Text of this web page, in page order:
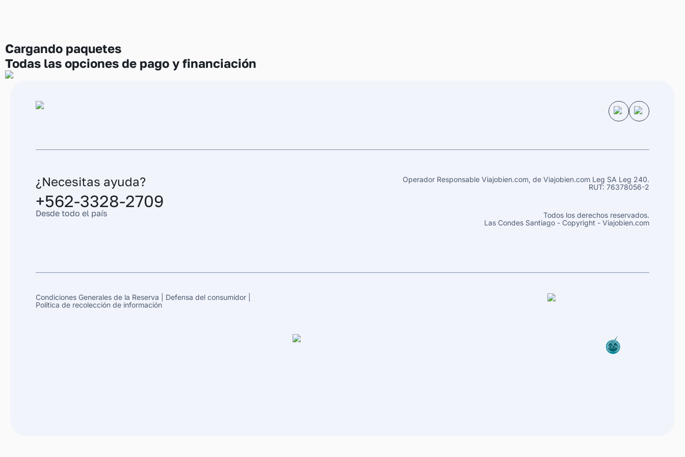
Cargando paquetes
Todas las opciones de pago y financiación
¿Necesitas ayuda?
+562-3328-2709
Desde todo el país
Operador Responsable Viajobien.com, de Viajobien.com Leg SA Leg 240.
RUT: 76378056-2
Todos los derechos reservados.
Las Condes Santiago - Copyright - Viajobien.com
Condiciones Generales de la Reserva Defensa del consumidor
Política de recolección de información